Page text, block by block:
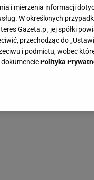
i mierzenia informacji
W określonych
Gazeta.pl, jej spółki
przechodząc do
i podmiotu, wobec
Polityka
plików cookie